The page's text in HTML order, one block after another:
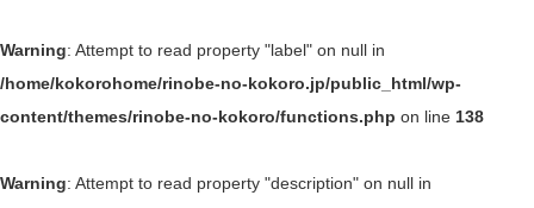
Warning: Attempt to read property "label" on null in
/home/kokorohome/rinobe-no-kokoro.jp/public_html/wp-
content/themes/rinobe-no-kokoro/functions.php on line 138
Warning: Attempt to read property "description" on null in